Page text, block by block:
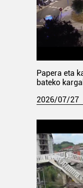
Papera eta
bateko
2026/07/27